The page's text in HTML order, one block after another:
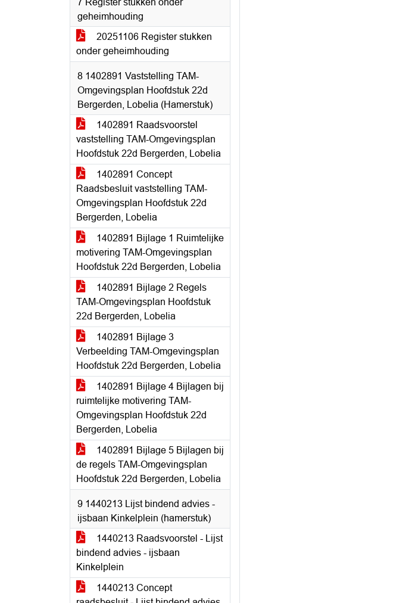
7 Register stukken onder
geheimhouding
20251106 Register stukken
onder geheimhouding
8 1402891 Vaststelling TAM-
Omgevingsplan Hoofdstuk 22d
Bergerden, Lobelia (Hamerstuk)
1402891 Raadsvoorstel
vaststelling TAM-Omgevingsplan
Hoofdstuk 22d Bergerden, Lobelia
1402891 Concept
Raadsbesluit vaststelling TAM-
Omgevingsplan Hoofdstuk 22d
Bergerden, Lobelia
1402891 Bijlage 1 Ruimtelijke
motivering TAM-Omgevingsplan
Hoofdstuk 22d Bergerden, Lobelia
1402891 Bijlage 2 Regels
TAM-Omgevingsplan Hoofdstuk
22d Bergerden, Lobelia
1402891 Bijlage 3
Verbeelding TAM-Omgevingsplan
Hoofdstuk 22d Bergerden, Lobelia
1402891 Bijlage 4 Bijlagen bij
ruimtelijke motivering TAM-
Omgevingsplan Hoofdstuk 22d
Bergerden, Lobelia
1402891 Bijlage 5 Bijlagen bij
de regels TAM-Omgevingsplan
Hoofdstuk 22d Bergerden, Lobelia
9 1440213 Lijst bindend advies -
ijsbaan Kinkelplein (hamerstuk)
1440213 Raadsvoorstel - Lijst
bindend advies - ijsbaan
Kinkelplein
1440213 Concept